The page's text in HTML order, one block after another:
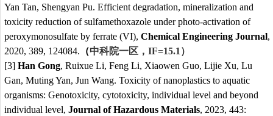
Yan Tan, Shengyan Pu. Efficient degradation, mineralization and
toxicity reduction of sulfamethoxazole under photo-activation of
peroxymonosulfate by ferrate (VI), Chemical Engineering Journal,
2020, 389, 124084. （中科院一区， IF=15.1）
[3] Han Gong, Ruixue Li, Feng Li, Xiaowen Guo, Lijie Xu, Lu
Gan, Muting Yan, Jun Wang. Toxicity of nanoplastics to aquatic
organisms: Genotoxicity, cytotoxicity, individual level and beyond
individual level, Journal of Hazardous Materials, 2023, 443: